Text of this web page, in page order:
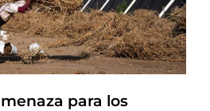
para los